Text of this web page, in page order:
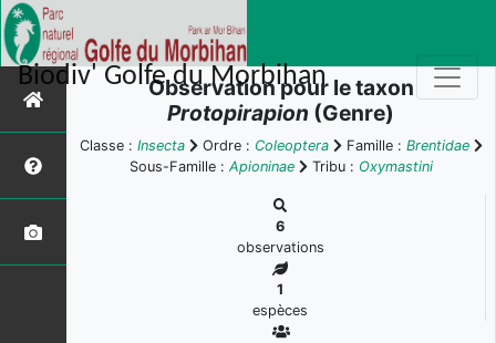
Biodiv' Golfe du Morbihan
Observation pour le taxon
Protopirapion (Genre)
Classe : Insecta Ordre : Coleoptera Famille : Brentidae
Sous-Famille : Apioninae Tribu : Oxymastini
6
observations
1
espèces